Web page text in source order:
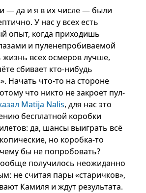
— да и я в их числе — были
У нас у всех есть
опыт, когда приходишь
и пуленепробиваемой
жизнь всех осмеров лучше,
сбивает кто-нибудь
Начать что-то на стороне
что никто не закроет пул-
Matija Nalis, для нас это
бесплатной коробки
да, шансы выиграть всё
но коробка-то
бы не попробовать?
получилось неожиданно
не считая пары «старичков»,
Камиля и ждут результата.